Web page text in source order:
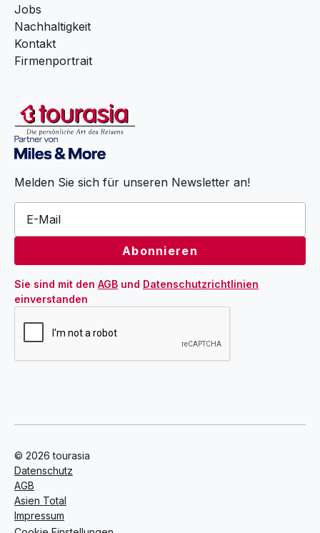
Jobs
Nachhaltigkeit
Kontakt
Firmenportrait
Melden Sie sich für unseren Newsletter an!
Sie sind mit den AGB und Datenschutzrichtlinien
einverstanden
© 2026 tourasia
Datenschutz
AGB
Asien Total
Impressum